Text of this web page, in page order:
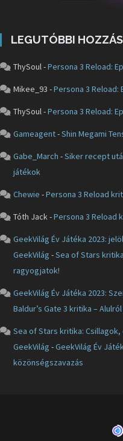
LEGUTÓBBI
ThySoul-Persona 3 Reload:
Mikee_93 -Persona 3 Reload:
ThySoul-Persona 3 Reload:
Gameagent-Shin Megami
Gabe_March -Siker recept
játékok
Chewie -Persona 3 Reload
Tóth Jack-Persona 3 Reload
GeekVilág Év Játéka 2023:
GeekVilág -Sea of Stars
ragyogjatok!
GeekVilág Év Játéka 2023:
Baldur’s Gate 3 kritika –
Sea of Stars kritika:
GeekVilág -GeekVilág Év
közönségszavazás